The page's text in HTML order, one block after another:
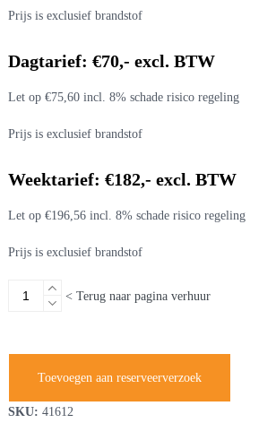
Prijs is exclusief brandstof
Dagtarief: €70,- excl. BTW
Let op €75,60 incl. 8% schade risico regeling
Prijs is exclusief brandstof
Weektarief: €182,- excl. BTW
Let op €196,56 incl. 8% schade risico regeling
Prijs is exclusief brandstof
Tuinfrees
< Terug naar pagina verhuur
Toevoegen aan reserveerverzoek
SKU: 41612